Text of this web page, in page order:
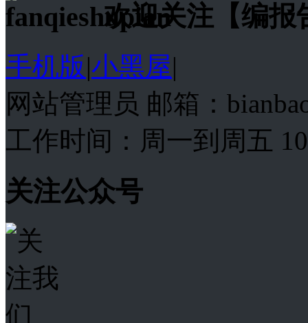
欢迎关注【编报
手机版|小黑屋|
网站管理员 邮箱：
工作时间：周一到周五
关注公众号